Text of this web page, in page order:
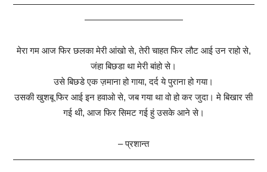
———————————————————————————
———————————
मेरा गम आज फिर छलका मेरी आंखो से, तेरी चाहत फिर लौट आई उन राहो से,
जंहा बिछडा था मेरी बांहो से।
उसे बिछडे एक ज़माना हो गाया, दर्द ये पुराना हो गया।
उसकी खुशबू फिर आई इन हवाओ से, जब गया था वो हो कर जुदा। मे बिखार सी
गई थी, आज फिर सिमट गई हुं उसके आने से।
– प्रशान्त
———————————————————————————